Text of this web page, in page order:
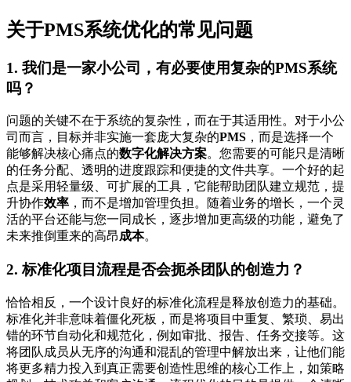
关于PMS系统优化的常见问题
1. 我们是一家小公司，有必要使用复杂的PMS系统
吗？
问题的关键不在于系统的复杂性，而在于其适用性。对于小公
司而言，目标并非实施一套庞大复杂的PMS ，而是选择一个
能够解决核心痛点的数字化解决方案。您需要的可能只是清晰
的任务分配、透明的进度跟踪和便捷的文件共享。一个好的起
点是采用轻量级、可扩展的工具，它能帮助团队建立规范，提
升协作效率 ，而不是增加管理负担。随着业务的增长，一个灵
活的平台还能与您一同成长，逐步增加更高级的功能，避免了
未来推倒重来的高昂成本。
2. 标准化项目流程是否会扼杀团队的创造力？
恰恰相反，一个设计良好的标准化流程是释放创造力的基础。
标准化并非意味着僵化死板，而是将项目中重复、繁琐、易出
错的环节自动化和规范化，例如审批、报告、任务交接等。这
将团队成员从无序的沟通和混乱的管理中解放出来，让他们能
将更多精力投入到真正需要创造性思维的核心工作上，如策略